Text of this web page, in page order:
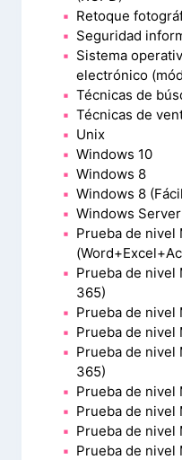
Retoque
Seguridad
Sistema
electrónico
Técnicas de
Técnicas de
Unix
Windows 10
Windows 8
Windows 8
Windows
Prueba de nivel
Prueba de
365)
Prueba de nivel
Prueba de nivel
Prueba de nivel
365)
Prueba de nivel
Prueba de nivel
Prueba de nivel
Prueba de nivel